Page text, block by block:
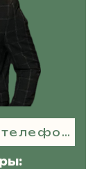
Показать номер телефона